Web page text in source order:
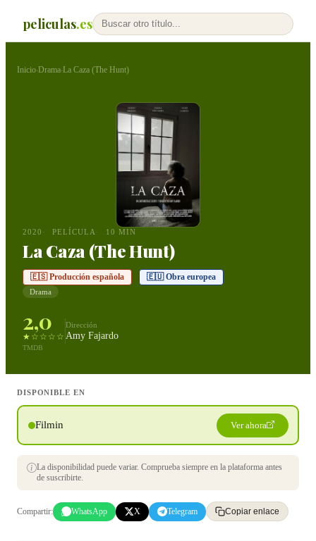
peliculas.es
Inicio›Drama›La Caza (The Hunt)
2020 PELÍCULA 10 MIN
La Caza (The Hunt)
🇪🇸 Producción española 🇪🇺 Obra europea
Drama
2,0
★☆☆☆☆
TMDB
Dirección
Amy Fajardo
DISPONIBLE EN
Filmin Ver ahora
La disponibilidad puede variar. Comprueba siempre en la plataforma antes
de suscribirte.
Compartir: WhatsApp X Telegram Copiar enlace